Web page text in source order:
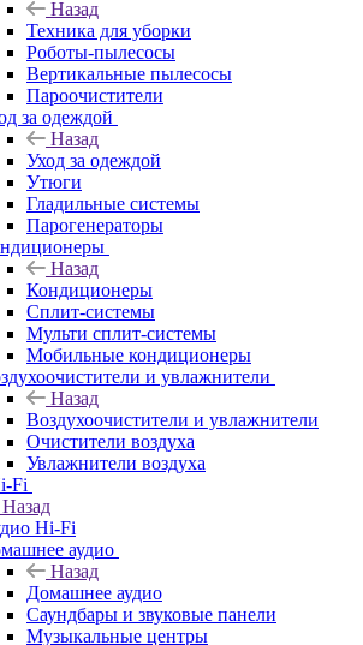
Назад
Техника для уборки
Роботы-пылесосы
Вертикальные пылесосы
Пароочистители
за одеждой
Назад
Уход за одеждой
Утюги
Гладильные системы
Парогенераторы
Назад
Кондиционеры
Сплит-системы
Мульти сплит-системы
Мобильные кондиционеры
и увлажнители
Назад
Воздухоочистители и увлажнители
Очистители воздуха
Увлажнители воздуха
Fi
Назад
Hi-Fi
аудио
Назад
Домашнее аудио
Саундбары и звуковые панели
Музыкальные центры